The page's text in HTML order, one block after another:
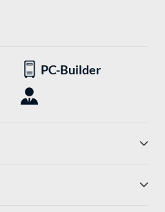
PC-Builder